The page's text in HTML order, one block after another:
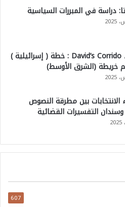
دراسة في المبررات السياسية
ممر داوود David’s Corrido : خطة ( إسرائيلية )
خريطة (الشرق الأوسط)
الانتخابات بين مطرقة النصوص
وسندان التفسيرات القضائية
607